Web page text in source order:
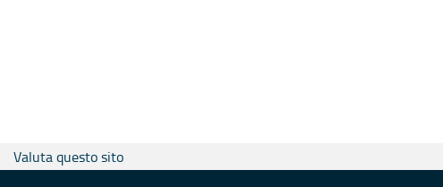
Valuta questo sito